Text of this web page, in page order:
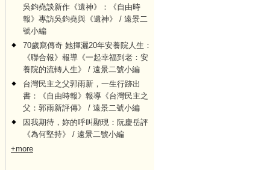
吳鈞堯談新作《遺神》：《自由時
報》專訪吳鈞堯與《遺神》 / 遠景二
號小編
70歲寫傳奇 她揮灑20年安養院人生：
《聯合報》報導《一起幸福到老：安
養院的流轉人生》 / 遠景二號小編
台灣民主之父郭雨新，一生行跡出
書：《自由時報》報導《台灣民主之
父：郭雨新評傳》 / 遠景二號小編
因我期待，妳的呼叫顯現：阮慶岳評
《為何堅持》 / 遠景二號小編
+more